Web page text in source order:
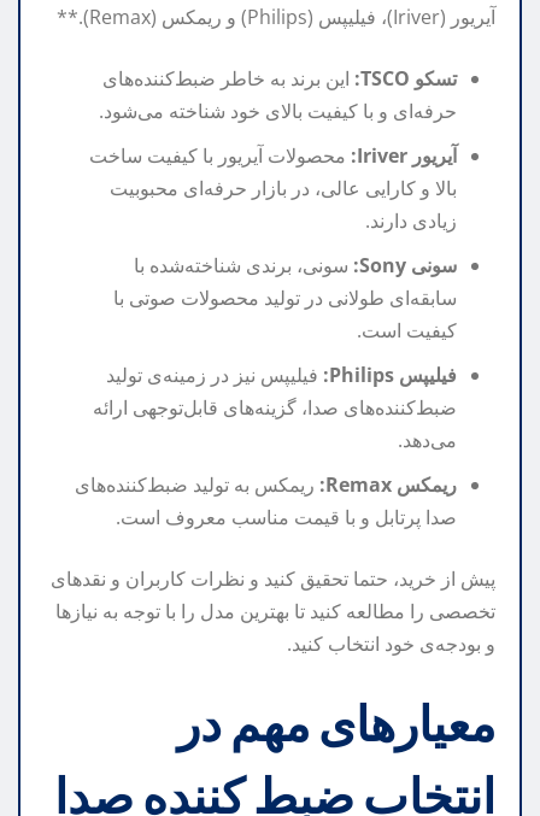
آیریور (Iriver)، فیلیپس (Philips) و ریمکس (Remax).**
تسکو TSCO:
این برند به خاطر ضبط‌کننده‌های
حرفه‌ای و با کیفیت بالای خود شناخته می‌شود.
آیریور Iriver:
محصولات آیریور با کیفیت ساخت
بالا و کارایی عالی، در بازار حرفه‌ای محبوبیت
زیادی دارند.
سونی Sony:
سونی، برندی شناخته‌شده با
سابقه‌ای طولانی در تولید محصولات صوتی با
کیفیت است.
فیلیپس Philips:
فیلیپس نیز در زمینه‌ی تولید
ضبط‌کننده‌های صدا، گزینه‌های قابل‌توجهی ارائه
می‌دهد.
ریمکس Remax:
ریمکس به تولید ضبط‌کننده‌های
صدا پرتابل و با قیمت مناسب معروف است.
پیش از خرید، حتما تحقیق کنید و نظرات کاربران و نقدهای
تخصصی را مطالعه کنید تا بهترین مدل را با توجه به نیازها
و بودجه‌ی خود انتخاب کنید.
معیارهای مهم در
انتخاب ضبط کننده صدا